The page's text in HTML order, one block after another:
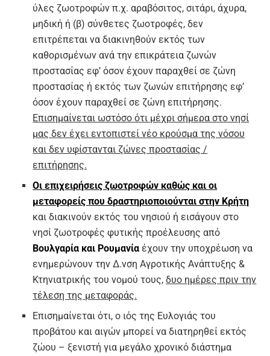
ύλες ζωοτροφών π.χ. αραβόσιτος, σιτάρι, άχυρα,
μηδική ή (β) σύνθετες ζωοτροφές, δεν
επιτρέπεται να διακινηθούν εκτός των
καθορισμένων ανά την επικράτεια ζωνών
προστασίας εφ’ όσον έχουν παραχθεί σε ζώνη
προστασίας ή εκτός των ζωνών επιτήρησης εφ’
όσον έχουν παραχθεί σε ζώνη επιτήρησης.
Επισημαίνεται ωστόσο ότι μέχρι σήμερα στο νησί
μας δεν έχει εντοπιστεί νέο κρούσμα της νόσου
και δεν υφίστανται ζώνες προστασίας /
επιτήρησης.
Οι επιχειρήσεις ζωοτροφών καθώς και οι
μεταφορείς που δραστηριοποιούνται στην Κρήτη
και διακινούν εκτός του νησιού ή εισάγουν στο
νησί ζωοτροφές φυτικής προέλευσης από
Βουλγαρία και Ρουμανία έχουν την υποχρέωση να
ενημερώνουν την Δ.νση Αγροτικής Ανάπτυξης &
Κτηνιατρικής του νομού τους,δυο ημέρες πριν την
τέλεση της μεταφοράς.
Επισημαίνεται ότι, ο ιός της Ευλογιάς του
προβάτου και αιγών μπορεί να διατηρηθεί εκτός
ζώου – ξενιστή για μεγάλο χρονικό διάστημα